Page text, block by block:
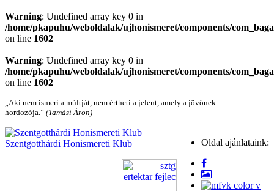
Warning: Undefined array key 0 in
/home/pkapuhu/weboldalak/ujhonismeret/components/
on line 1602
Warning: Undefined array key 0 in
/home/pkapuhu/weboldalak/ujhonismeret/components/
on line 1602
„Aki nem ismeri a múltját, nem értheti a jelent, amely a jövőnek
hordozója.” (Tamási Áron)
Oldal ajánlataink:
Szentgotthárdi Honismereti Klub